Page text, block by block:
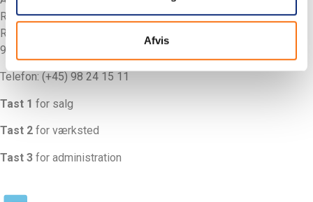
Afvis
Rævhede Auto A/S
Rævhedevej 69
9440 Aabybro
Telefon: (+45) 98 24 15 11
Tast 1 for salg
Tast 2 for værksted
Tast 3 for administration